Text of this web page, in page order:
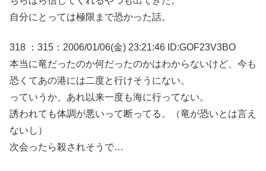
自分にとっては極限まで恐かった話。
318 ：315：2006/01/06(金) 23:21:46 ID:GOF23V3BO
本当に竜だったのか何だったのかはわからないけど、今も
恐くてあの港には二度と行けそうにない。
っていうか、あれ以来一度も海に行ってない。
誘われても体調が悪いって断ってる。（竜が恐いとは言え
ないし）
次会ったら殺されそうで…